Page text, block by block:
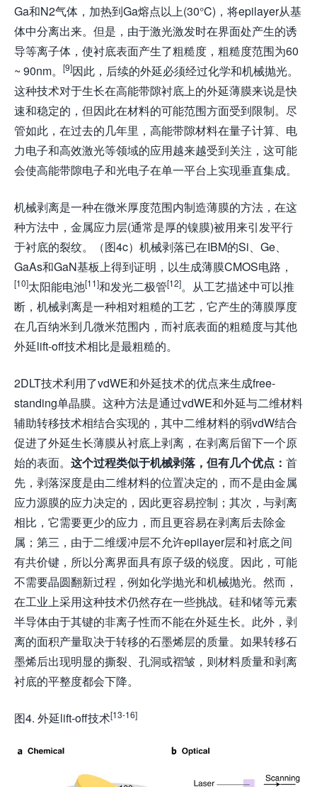
Ga和N2气体，加热到Ga熔点以上(30°C)，将epilayer从基
体中分离出来。但是，由于激光激发时在界面处产生的诱
导等离子体，使衬底表面产生了粗糙度，粗糙度范围为60
~ 90nm。
[9]因此，后续的外延必须经过化学和机械抛光。
这种技术对于生长在高能带隙衬底上的外延薄膜来说是快
速和稳定的，但因此在材料的可能范围方面受到限制。尽
管如此，在过去的几年里，高能带隙材料在量子计算、电
力电子和高效激光等领域的应用越来越受到关注，这可能
会使高能带隙电子和光电子在单一平台上实现垂直集成。
机械剥离是一种在微米厚度范围内制造薄膜的方法，在这
种方法中，金属应力层(通常是厚的镍膜)被用来引发平行
于衬底的裂纹。（图4c）机械剥落已在IBM的Si、Ge、
GaAs和GaN基板上得到证明，以生成薄膜CMOS电路，
[10]太阳能电池[11]和发光二极管[12]。从工艺描述中可以推
断，机械剥离是一种相对粗糙的工艺，它产生的薄膜厚度
在几百纳米到几微米范围内，而衬底表面的粗糙度与其他
外延lift-off技术相比是最粗糙的。
2DLT技术利用了vdWE和外延技术的优点来生成free-
standing单晶膜。这种方法是通过vdWE和外延与二维材料
辅助转移技术相结合实现的，其中二维材料的弱vdW结合
促进了外延生长薄膜从衬底上剥离，在剥离后留下一个原
始的表面。 这个过程类似于机械剥落，但有几个优点： 首
先，剥落深度是由二维材料的位置决定的，而不是由金属
应力源膜的应力决定的，因此更容易控制；其次，与剥离
相比，它需要更少的应力，而且更容易在剥离后去除金
属；第三，由于二维缓冲层不允许epilayer层和衬底之间
有共价键，所以分离界面具有原子级的锐度。因此，可能
不需要晶圆翻新过程，例如化学抛光和机械抛光。然而，
在工业上采用这种技术仍然存在一些挑战。硅和锗等元素
半导体由于其键的非离子性而不能在外延生长。此外，剥
离的面积产量取决于转移的石墨烯层的质量。如果转移石
墨烯后出现明显的撕裂、孔洞或褶皱，则材料质量和剥离
衬底的平整度都会下降。
图4. 外延lift-off技术[13-16]